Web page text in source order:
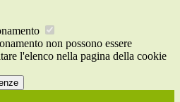
non possono essere
l'elenco nella pagina della cookie